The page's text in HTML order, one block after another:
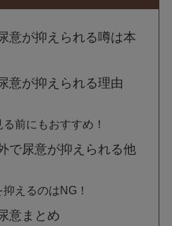
意が抑えられる噂は本
意が抑えられる理由
前にもおすすめ！
で尿意が抑えられる他
えるのはNG！
意まとめ